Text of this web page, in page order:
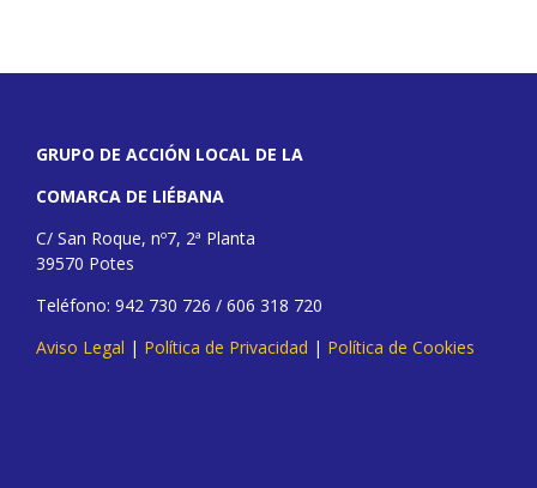
GRUPO DE ACCIÓN LOCAL DE LA
COMARCA DE LIÉBANA
C/ San Roque, nº7, 2ª Planta
39570 Potes
Teléfono: 942 730 726 / 606 318 720
Aviso Legal | Política de Privacidad | Política de Cookies